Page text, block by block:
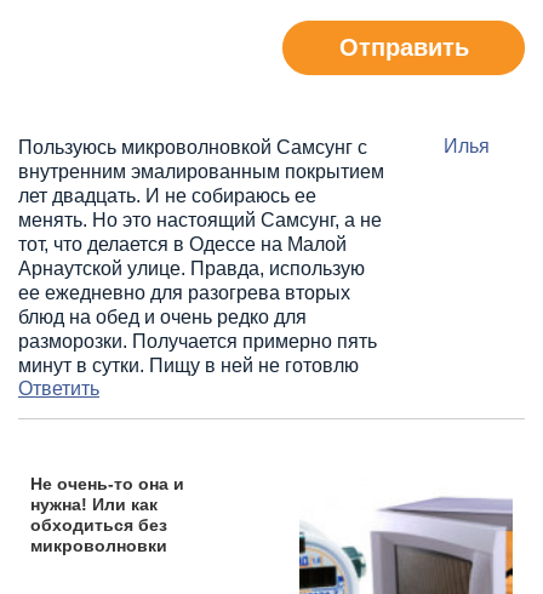
Отправить
Пользуюсь микроволновкой Самсунг с
внутренним эмалированным покрытием
лет двадцать. И не собираюсь ее
менять. Но это настоящий Самсунг, а не
тот, что делается в Одессе на Малой
Арнаутской улице. Правда, использую
ее ежедневно для разогрева вторых
блюд на обед и очень редко для
разморозки. Получается примерно пять
минут в сутки. Пищу в ней не готовлю
Илья
Ответить
Не очень-то она и
нужна! Или как
обходиться без
микроволновки